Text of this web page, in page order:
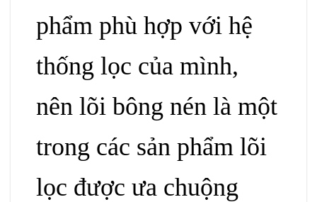
phẩm phù hợp với hệ
thống lọc của mình,
nên lõi bông nén là một
trong các sản phẩm lõi
lọc được ưa chuộng